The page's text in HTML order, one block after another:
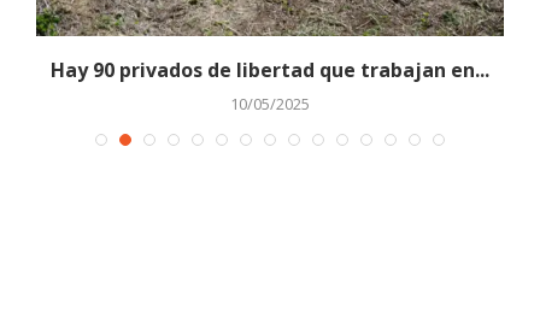
Hay 90 privados de libertad que trabajan en...
10/05/2025